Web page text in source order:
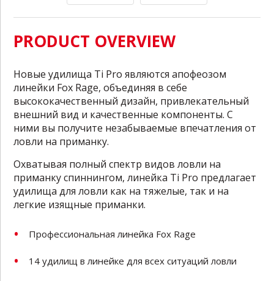
PRODUCT OVERVIEW
Новые удилища Ti Pro являются апофеозом
линейки Fox Rage, объединяя в себе
высококачественный дизайн, привлекательный
внешний вид и качественные компоненты. С
ними вы получите незабываемые впечатления от
ловли на приманку.
Охватывая полный спектр видов ловли на
приманку спиннингом, линейка Ti Pro предлагает
удилища для ловли как на тяжелые, так и на
легкие изящные приманки.
Профессиональная линейка Fox Rage
14 удилищ в линейке для всех ситуаций ловли